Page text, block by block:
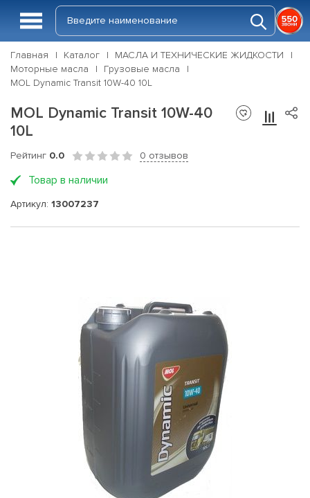
Главная Каталог
МАСЛА И ТЕХНИЧЕСКИЕ ЖИДКОСТИ
Моторные масла
Грузовые масла
MOL Dynamic Transit 10W-40 10L
MOL Dynamic Transit 10W-40
10L
Рейтинг 0.0 0 отзывов
Товар в наличии
Артикул: 13007237